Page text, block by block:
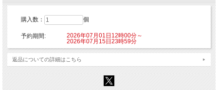
※他商品と一緒に購入した場合、予約商品と一緒に発送となります。
©劇場版ゾンビランドサガ製作委員会
購入数： 個
予約期間:
2026年07月01日12時00分～
2026年07月15日23時59分
返品についての詳細はこちら